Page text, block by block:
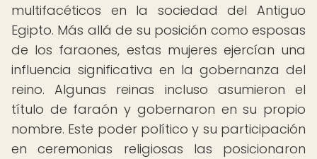
multifacéticos en la sociedad del Antiguo
Egipto. Más allá de su posición como esposas
de los faraones, estas mujeres ejercían una
influencia significativa en la gobernanza del
reino. Algunas reinas incluso asumieron el
título de faraón y gobernaron en su propio
nombre. Este poder político y su participación
en ceremonias religiosas las posicionaron